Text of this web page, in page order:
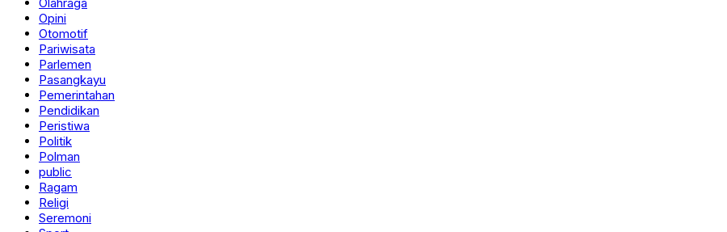
Opini
Otomotif
Pariwisata
Parlemen
Pasangkayu
Pemerintahan
Pendidikan
Peristiwa
Politik
Polman
public
Ragam
Religi
Seremoni